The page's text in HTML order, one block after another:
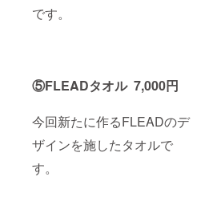
です。
⑤FLEADタオル 7,000円
今回新たに作るFLEADのデ
ザインを施したタオルで
す。